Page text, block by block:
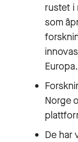
rustet i
som
Europa.
Norge
De har